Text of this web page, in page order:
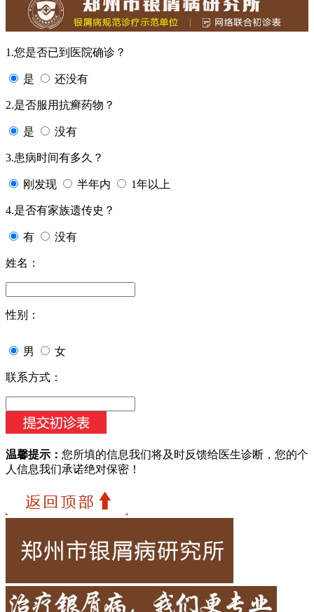
1.您是否已到医院确诊？
是 还没有
2.是否服用抗癣药物？
是 没有
3.患病时间有多久？
刚发现 半年内 1年以上
4.是否有家族遗传史？
有 没有
姓名：
性别：
男 女
联系方式：
温馨提示： 您所填的信息我们将及时反馈给医生诊断，您的个
人信息我们承诺绝对保密！